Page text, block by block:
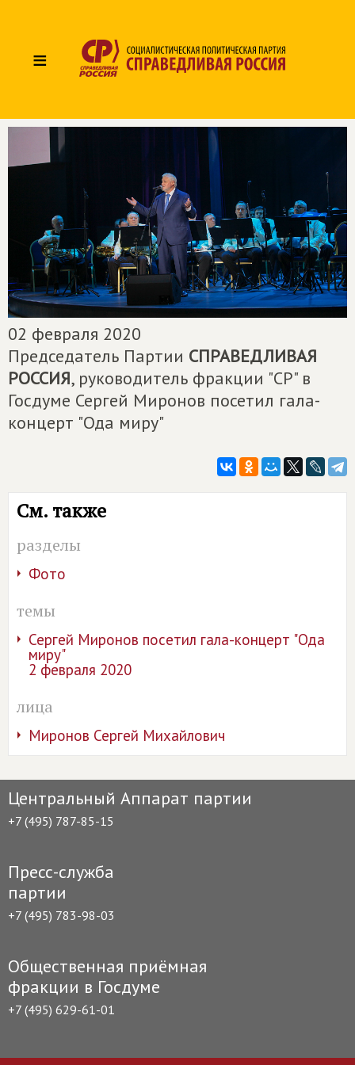
≡
02 февраля 2020
Председатель Партии СПРАВЕДЛИВАЯ
РОССИЯ, руководитель фракции "СР" в
Госдуме Сергей Миронов посетил гала-
концерт "Ода миру"
См. также
разделы
Фото
темы
Сергей Миронов посетил гала-концерт "Ода
миру"
2 февраля 2020
лица
Миронов Сергей Михайлович
Центральный Аппарат партии
+7 (495) 787-85-15
Пресс-служба
партии
+7 (495) 783-98-03
Общественная приёмная
фракции в Госдуме
+7 (495) 629-61-01